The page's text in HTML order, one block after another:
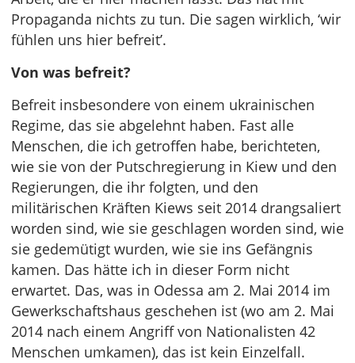
Propaganda nichts zu tun. Die sagen wirklich, ‘wir
fühlen uns hier befreit’.
Von was befreit?
Befreit insbesondere von einem ukrainischen
Regime, das sie abgelehnt haben. Fast alle
Menschen, die ich getroffen habe, berichteten,
wie sie von der Putschregierung in Kiew und den
Regierungen, die ihr folgten, und den
militärischen Kräften Kiews seit 2014 drangsaliert
worden sind, wie sie geschlagen worden sind, wie
sie gedemütigt wurden, wie sie ins Gefängnis
kamen. Das hätte ich in dieser Form nicht
erwartet. Das, was in Odessa am 2. Mai 2014 im
Gewerkschaftshaus geschehen ist (wo am 2. Mai
2014 nach einem Angriff von Nationalisten 42
Menschen umkamen), das ist kein Einzelfall.